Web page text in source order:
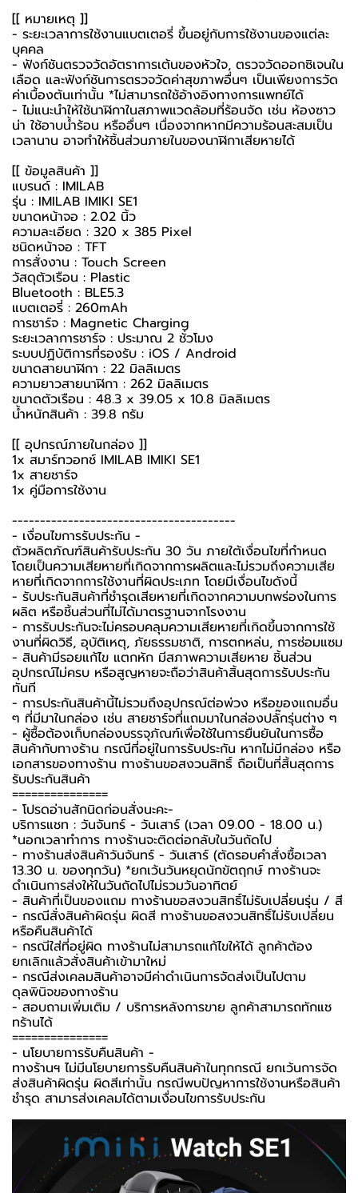
[[ หมายเหตุ ]]
- ระยะเวลาการใช้งานแบตเตอรี่ ขึ้นอยู่กับการใช้งานของแต่ละ
บุคคล
- ฟังก์ชันตรวจวัดอัตราการเต้นของหัวใจ, ตรวจวัดออกซิเจนใน
เลือด และฟังก์ชันการตรวจวัดค่าสุขภาพอื่นๆ เป็นเพียงการวัด
ค่าเบื้องต้นเท่านั้น *ไม่สามารถใช้อ้างอิงทางการแพทย์ได้
- ไม่แนะนำให้ใช้นาฬิกาในสภาพแวดล้อมที่ร้อนจัด เช่น ห้องซาว
น่า ใช้อาบน้ำร้อน หรืออื่นๆ เนื่องจากหากมีความร้อนสะสมเป็น
เวลานาน อาจทำให้ชิ้นส่วนภายในของนาฬิกาเสียหายได้
[[ ข้อมูลสินค้า ]]
แบรนด์ : IMILAB
รุ่น : IMILAB IMIKI SE1
ขนาดหน้าจอ : 2.02 นิ้ว
ความละเอียด : 320 x 385 Pixel
ชนิดหน้าจอ : TFT
การสั่งงาน : Touch Screen
วัสดุตัวเรือน : Plastic
Bluetooth : BLE5.3
แบตเตอรี่ : 260mAh
การชาร์จ : Magnetic Charging
ระยะเวลาการชาร์จ : ประมาณ 2 ชั่วโมง
ระบบปฏิบัติการที่รองรับ : iOS / Android
ขนาดสายนาฬิกา : 22 มิลลิเมตร
ความยาวสายนาฬิกา : 262 มิลลิเมตร
ขนาดตัวเรือน : 48.3 x 39.05 x 10.8 มิลลิเมตร
น้ำหนักสินค้า : 39.8 กรัม
[[ อุปกรณ์ภายในกล่อง ]]
1x สมาร์ทวอทช์ IMILAB IMIKI SE1
1x สายชาร์จ
1x คู่มือการใช้งาน
----------------------------------------
-️ เงื่อนไขการรับประกัน -️
ตัวผลิตภัณฑ์สินค้ารับประกัน 30 วัน ภายใต้เงื่อนไขที่กำหนด
โดยเป็นความเสียหายที่เกิดจากการผลิตและไม่รวมถึงความเสีย
หายที่เกิดจากการใช้งานที่ผิดประเภท โดยมีเงื่อนไขดังนี้
- รับประกันสินค้าที่ชำรุดเสียหายที่เกิดจากความบกพร่องในการ
ผลิต หรือชิ้นส่วนที่ไม่ได้มาตรฐานจากโรงงาน
- การรับประกันจะไม่ครอบคลุมความเสียหายที่เกิดขึ้นจากการใช้
งานที่ผิดวิธี, อุบัติเหตุ, ภัยธรรมชาติ, การตกหล่น, การซ่อมแซม
- สินค้ามีรอยแก้ไข แตกหัก มีสภาพความเสียหาย ชิ้นส่วน
อุปกรณ์ไม่ครบ หรือสูญหายจะถือว่าสินค้าสิ้นสุดการรับประกัน
ทันที
- การประกันสินค้านี้ไม่รวมถึงอุปกรณ์ต่อพ่วง หรือของแถมอื่น
ๆ ที่มีมาในกล่อง เช่น สายชาร์จที่แถมมาในกล่องปลั๊กรุ่นต่าง ๆ
-️ ผู้ซื้อต้องเก็บกล่องบรรจุภัณฑ์เพื่อใช้ในการยืนยันในการซื้อ
สินค้ากับทางร้าน กรณีที่อยู่ในการรับประกัน หากไม่มีกล่อง หรือ
เอกสารของทางร้าน ทางร้านขอสงวนสิทธิ์ ถือเป็นที่สิ้นสุดการ
รับประกันสินค้า
===============
-️ โปรดอ่านสักนิดก่อนสั่งนะคะ-️
บริการแชท : วันจันทร์ - วันเสาร์ (เวลา 09.00 - 18.00 น.)
*นอกเวลาทำการ ทางร้านจะติดต่อกลับในวันถัดไป
- ทางร้านส่งสินค้าวันจันทร์ - วันเสาร์ (ตัดรอบคำสั่งซื้อเวลา
13.30 น. ของทุกวัน) *ยกเว้นวันหยุดนักขัตฤกษ์ ทางร้านจะ
ดำเนินการส่งให้ในวันถัดไปไม่รวมวันอาทิตย์
- สินค้าที่เป็นของแถม ทางร้านขอสงวนสิทธิ์ไม่รับเปลี่ยนรุ่น / สี
- กรณีสั่งสินค้าผิดรุ่น ผิดสี ทางร้านขอสงวนสิทธิ์ไม่รับเปลี่ยน
หรือคืนสินค้าได้
- กรณีใส่ที่อยู่ผิด ทางร้านไม่สามารถแก้ไขให้ได้ ลูกค้าต้อง
ยกเลิกแล้วสั่งสินค้าเข้ามาใหม่
- กรณีส่งเคลมสินค้าอาจมีค่าดำเนินการจัดส่งเป็นไปตาม
ดุลพินิจของทางร้าน
- สอบถามเพิ่มเติม / บริการหลังการขาย ลูกค้าสามารถทักแช
ทร้านได้
===============
-️ นโยบายการรับคืนสินค้า -️
ทางร้านฯ ไม่มีนโยบายการรับคืนสินค้าในทุกกรณี ยกเว้นการจัด
ส่งสินค้าผิดรุ่น ผิดสีเท่านั้น กรณีพบปัญหาการใช้งานหรือสินค้า
ชำรุด สามารส่งเคลมได้ตามเงื่อนไขการรับประกัน